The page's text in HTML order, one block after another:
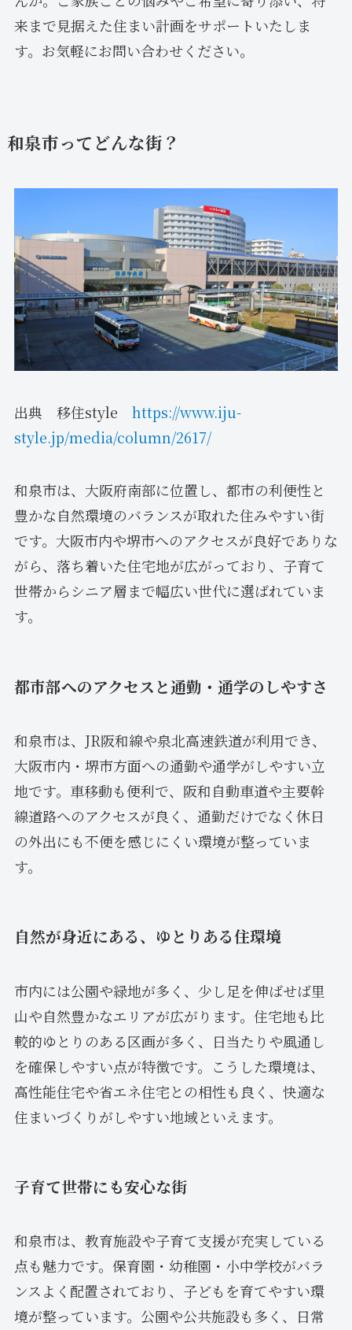
来まで見据えた住まい計画をサポートいたしま
す。お気軽にお問い合わせください。
和泉市ってどんな街？
出典 移住style https://www.iju-
style.jp/media/column/2617/
和泉市は、大阪府南部に位置し、都市の利便性と
豊かな自然環境のバランスが取れた住みやすい街
です。大阪市内や堺市へのアクセスが良好でありな
がら、落ち着いた住宅地が広がっており、子育て
世帯からシニア層まで幅広い世代に選ばれていま
す。
都市部へのアクセスと通勤・通学のしやすさ
和泉市は、JR阪和線や泉北高速鉄道が利用でき、
大阪市内・堺市方面への通勤や通学がしやすい立
地です。車移動も便利で、阪和自動車道や主要幹
線道路へのアクセスが良く、通勤だけでなく休日
の外出にも不便を感じにくい環境が整っていま
す。
自然が身近にある、ゆとりある住環境
市内には公園や緑地が多く、少し足を伸ばせば里
山や自然豊かなエリアが広がります。住宅地も比
較的ゆとりのある区画が多く、日当たりや風通し
を確保しやすい点が特徴です。こうした環境は、
高性能住宅や省エネ住宅との相性も良く、快適な
住まいづくりがしやすい地域といえます。
子育て世帯にも安心な街
和泉市は、教育施設や子育て支援が充実している
点も魅力です。保育園・幼稚園・小中学校がバラ
ンスよく配置されており、子どもを育てやすい環
境が整っています。公園や公共施設も多く、日常